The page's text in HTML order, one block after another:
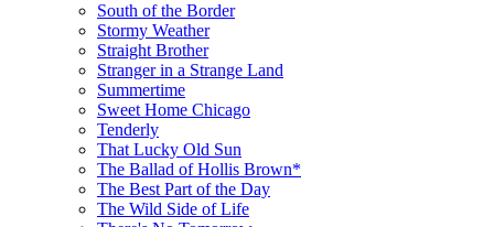
South of the Border
Stormy Weather
Straight Brother
Stranger in a Strange Land
Summertime
Sweet Home Chicago
Tenderly
That Lucky Old Sun
The Ballad of Hollis Brown*
The Best Part of the Day
The Wild Side of Life